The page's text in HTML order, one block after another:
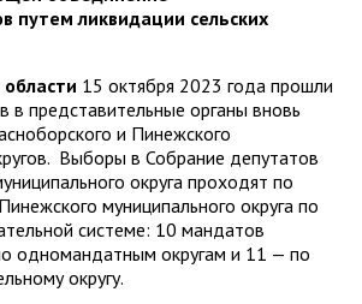
путем ликвидации сельских
15 октября 2023 года прошли
в представительные органы вновь
и Пинежского
Выборы в Собрание депутатов
округа проходят по
муниципального округа по
системе: 10 мандатов
одномандатным округам и 11 — по
округу.